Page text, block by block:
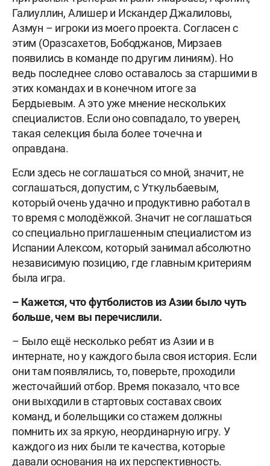
Галиуллин, Алишер и Искандер Джалиловы,
Азмун – игроки из моего проекта. Согласен с
этим (Оразсахетов, Бободжанов, Мирзаев
появились в команде по другим линиям). Но
ведь последнее слово оставалось за старшими в
этих командах и в конечном итоге за
Бердыевым. А это уже мнение нескольких
специалистов. Если оно совпадало, то уверен,
такая селекция была более точечна и
оправдана.
Если здесь не соглашаться со мной, значит, не
соглашаться, допустим, с Уткульбаевым,
который очень удачно и продуктивно работал в
то время с молодёжкой. Значит не соглашаться
со специально приглашенным специалистом из
Испании Алексом, который занимал абсолютно
независимую позицию, где главным критериям
была игра.
– Кажется, что футболистов из Азии было чуть
больше, чем вы перечислили.
– Было ещё несколько ребят из Азии и в
интернате, но у каждого была своя история. Если
они там появлялись, то, поверьте, проходили
жесточайший отбор. Время показало, что все
они выходили в стартовых составах своих
команд, и болельщики со стажем должны
помнить их за яркую, неординарную игру. У
каждого из них были те качества, которые
давали основания на их перспективность.